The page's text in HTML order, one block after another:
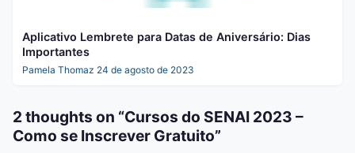
Aplicativo Lembrete para Datas de Aniversário: Dias
Importantes
Pamela Thomaz 24 de agosto de 2023
2 thoughts on “Cursos do SENAI 2023 –
Como se Inscrever Gratuito”